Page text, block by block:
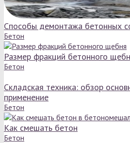
Способы демонтажа бетонных
Бетон
Размер фракций бетонного
Бетон
Складская техника: обзор
применение
Бетон
Как смешать бетон
Бетон